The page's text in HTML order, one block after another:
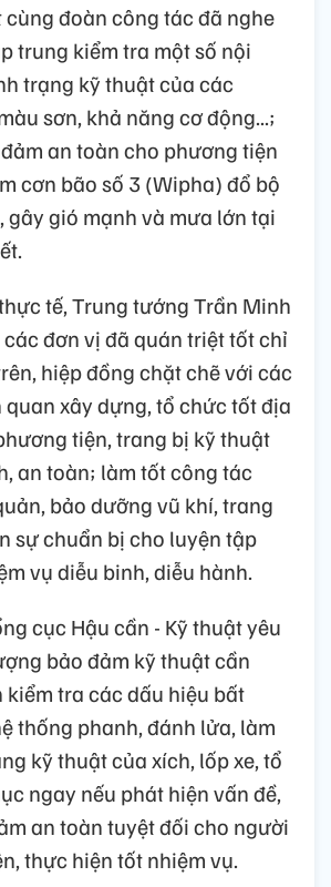
cùng đoàn công tác đã nghe
trung kiểm tra một số nội
trạng kỹ thuật của các
sơn, khả năng cơ động...;
an toàn cho phương tiện
cơn bão số 3 (Wipha) đổ bộ
gây gió mạnh và mưa lớn tại
tế, Trung tướng Trần Minh
đơn vị đã quán triệt tốt chỉ
hiệp đồng chặt chẽ với các
xây dựng, tổ chức tốt địa
tiện, trang bị kỹ thuật
an toàn; làm tốt công tác
bảo dưỡng vũ khí, trang
sự chuẩn bị cho luyện tập
vụ diễu binh, diễu hành.
cục Hậu cần - Kỹ thuật yêu
bảo đảm kỹ thuật cần
tra các dấu hiệu bất
thống phanh, đánh lửa, làm
kỹ thuật của xích, lốp xe, tổ
ngay nếu phát hiện vấn đề,
an toàn tuyệt đối cho người
thực hiện tốt nhiệm vụ.